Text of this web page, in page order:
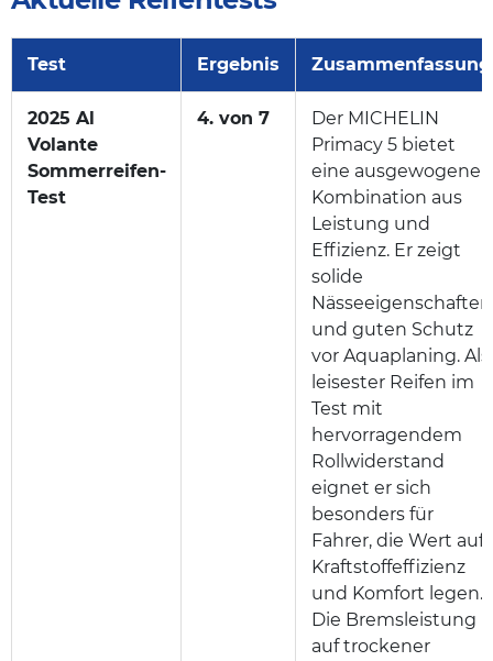
Test Ergebnis Zusammenfassung
2025 Al
Volante
Sommerreifen-
Test
4. von 7
Der MICHELIN
Primacy 5 bietet
eine ausgewogene
Kombination aus
Leistung und
Effizienz. Er zeigt
solide
Nässeeigenschaften
und guten Schutz
vor Aquaplaning. Als
leisester Reifen im
Test mit
hervorragendem
Rollwiderstand
eignet er sich
besonders für
Fahrer, die Wert auf
Kraftstoffeffizienz
und Komfort legen.
Die Bremsleistung
auf trockener